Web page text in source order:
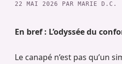
22 MAI 2026 PAR MARIE D.C.
En bref : L’odyssée du
Le canapé n’est pas qu’un